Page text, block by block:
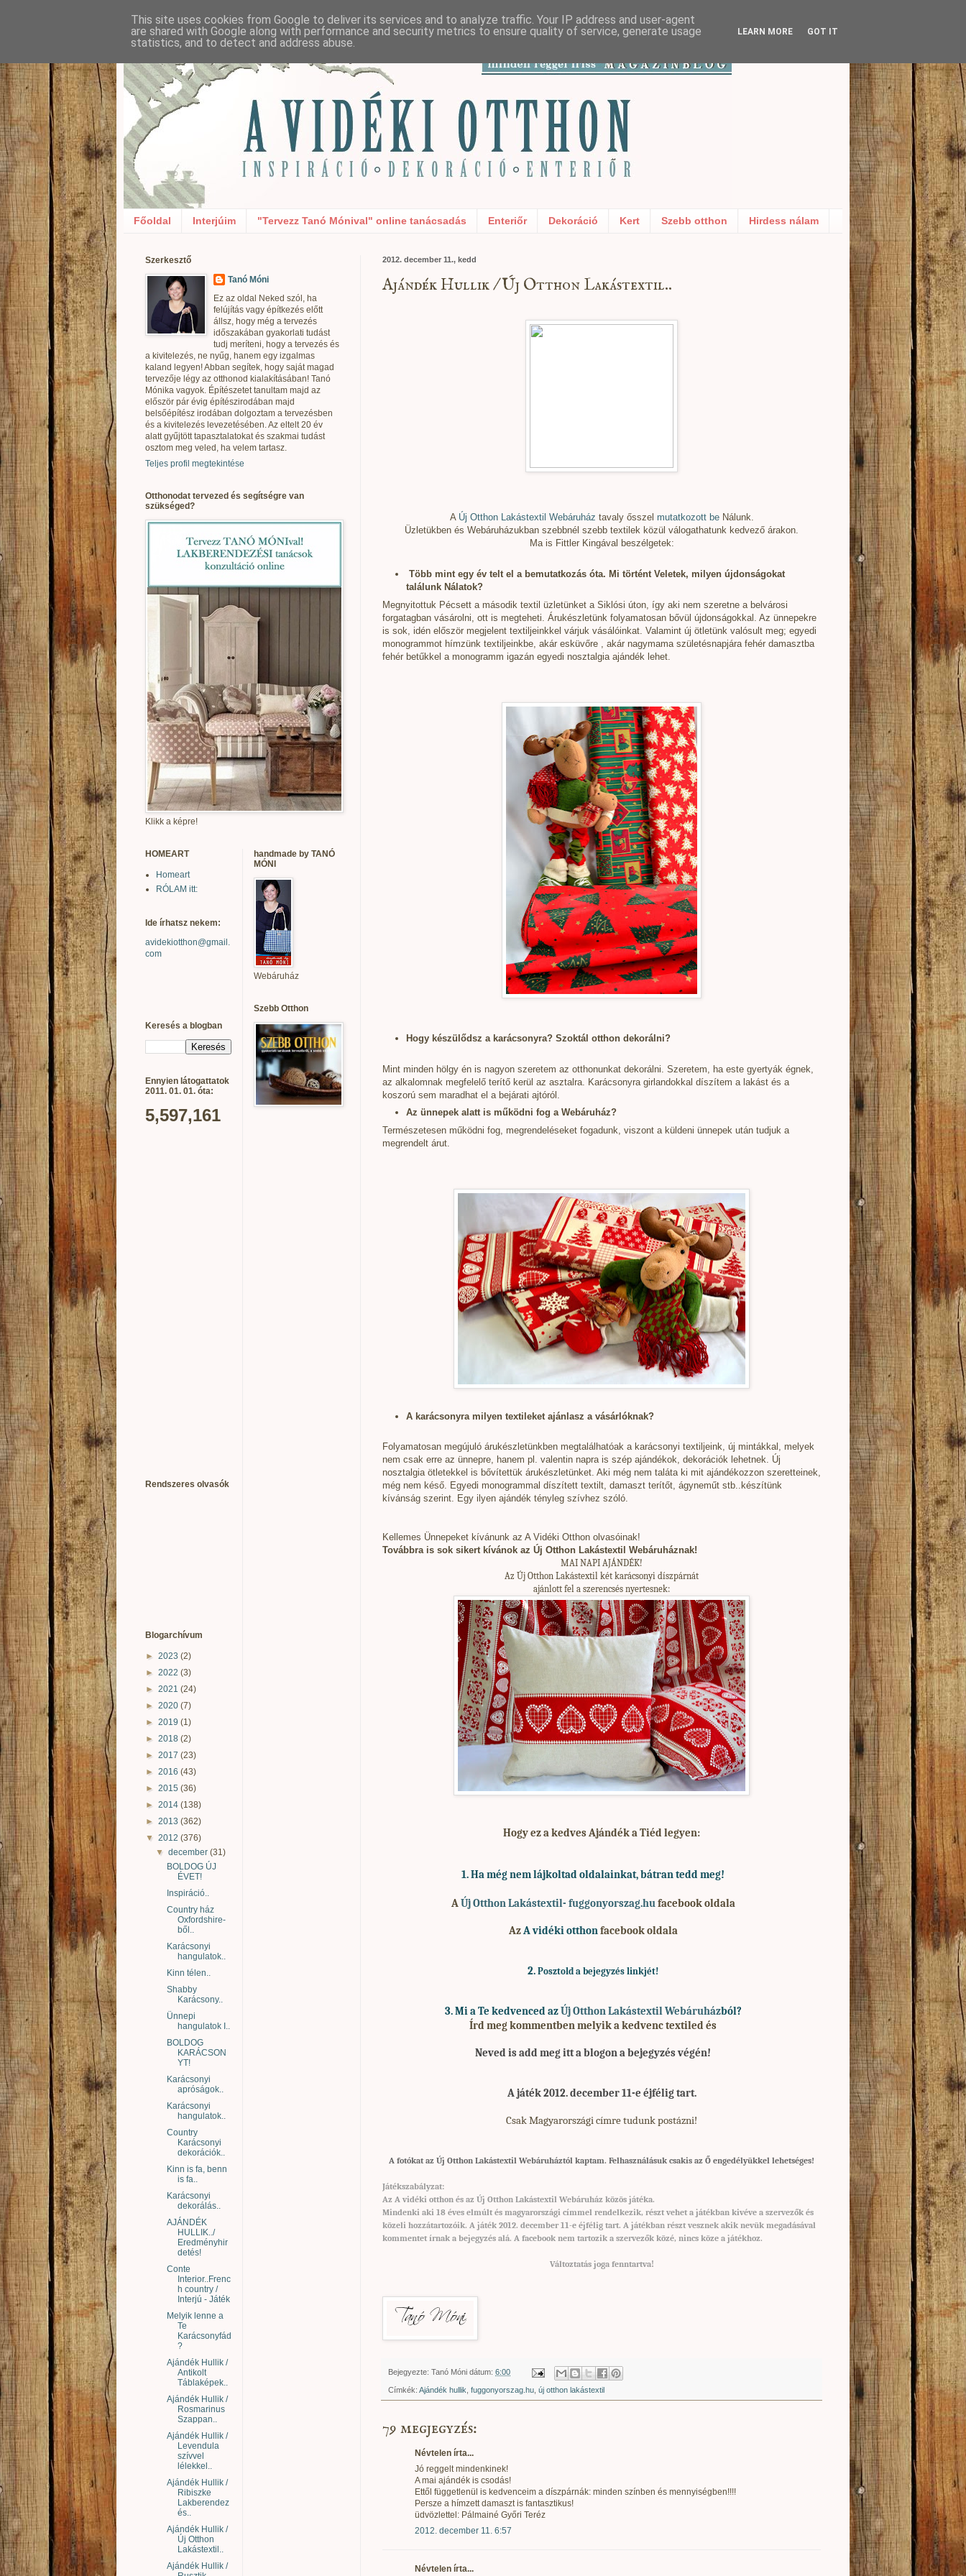
Főoldal Interjúim "Tervezz Tanó Mónival" online tanácsadás Enteriőr Dekoráció Kert Szebb otthon Hirdess nálam
2012. december 11., kedd
Ajándék Hullik / Új Otthon Lakástextil..
A Új Otthon Lakástextil Webáruház tavaly ősszel mutatkozott beNálunk.
Üzletükben és Webáruházukban szebbnél szebb textilek közül válogathatunk kedvező árakon.
Ma is Fittler Kingával beszélgetek:
Több mint egy év telt el a bemutatkozás óta. Mi történt Veletek, milyen újdonságokat
találunk Nálatok?
Megnyitottuk Pécsett a második textil üzletünket a Siklósi úton, így aki nem szeretne a belvárosi
forgatagban vásárolni, ott is megteheti. Árukészletünk folyamatosan bővül újdonságokkal. Az ünnepekre
is sok, idén először megjelent textiljeinkkel várjuk vásálóinkat. Valamint új ötletünk valósult meg; egyedi
monogrammot hímzünk textiljeinkbe, akár esküvőre , akár nagymama születésnapjára fehér damasztba
fehér betűkkel a monogramm igazán egyedi nosztalgia ajándék lehet.
Hogy készülődsz a karácsonyra? Szoktál otthon dekorálni?
Mint minden hölgy én is nagyon szeretem az otthonunkat dekorálni. Szeretem, ha este gyertyák égnek,
az alkalomnak megfelelő terítő kerül az asztalra. Karácsonyra girlandokkal díszítem a lakást és a
koszorú sem maradhat el a bejárati ajtóról.
Az ünnepek alatt is működni fog a Webáruház?
Természetesen működni fog, megrendeléseket fogadunk, viszont a küldeni ünnepek után tudjuk a
megrendelt árut.
A karácsonyra milyen textileket ajánlasz a vásárlóknak?
Folyamatosan megújuló árukészletünkben megtalálhatóak a karácsonyi textiljeink, új mintákkal, melyek
nem csak erre az ünnepre, hanem pl. valentin napra is szép ajándékok, dekorációk lehetnek. Új
nosztalgia ötletekkel is bővítettük árukészletünket. Aki még nem taláta ki mit ajándékozzon szeretteinek,
még nem késő. Egyedi monogrammal díszített textilt, damaszt terítőt, ágyneműt stb..készítünk
kívánság szerint. Egy ilyen ajándék tényleg szívhez szóló.
Kellemes Ünnepeket kívánunk az A Vidéki Otthon olvasóinak!
Továbbra is sok sikert kívánok az Új Otthon Lakástextil Webáruháznak!
MAI NAPI AJÁNDÉK!
Az Új Otthon Lakástextil két karácsonyi díszpárnát
ajánlott fel a szerencsés nyertesnek:
Hogy ez a kedves Ajándék a Tiéd legyen:
1. Hamég nem lájkoltad oldalainkat, bátran tedd meg!
AÚj Otthon Lakástextil- fuggonyorszag.hufacebook oldala
AzA vidéki otthonfacebook oldala
2. Posztold a bejegyzés linkjét!
3. Mia Te kedvenced azÚj Otthon Lakástextil Webáruházból?
Írd meg kommentben melyik a kedvenc textiled és
Neved is add meg itt a blogon a bejegyzés végén!
A játék 2012. december 11-e éjfélig tart.
Csak Magyarországi címre tudunk postázni!
A fotókat az Új Otthon Lakástextil Webáruháztól kaptam. Felhasználásuk csakis az Ő engedélyükkel lehetséges!
Játékszabályzat:
Az A vidéki otthon és az Új Otthon Lakástextil Webáruház közös játéka.
Mindenki aki 18 éves elmúlt és magyarországi címmel rendelkezik, részt vehet a játékban kivéve a szervezők és
közeli hozzátartozóik. A játék 2012. december 11-e éjfélig tart. A játékban részt vesznek akik nevük megadásával
kommentet írnak a bejegyzés alá. A facebook nem tartozik a szervezők közé, nincs köze a játékhoz.
Változtatás joga fenntartva!
Bejegyezte: Tanó Móni dátum: 6:00
Címkék: Ajándék hullik fuggonyorszag.hu új otthon lakástextil
79 megjegyzés:
Névtelen írta...
Jó reggelt mindenkinek!
A mai ajándék is csodás!
Ettől függetlenül is kedvenceim a díszpárnák: minden színben és mennyiségben!!!!
Persze a hímzett damaszt is fantasztikus!
üdvözlettel: Pálmainé Győri Teréz
2012. december 11. 6:57
Névtelen írta...
Szerkesztő
Tanó Móni
Ez az oldal Neked szól, ha
felújítás vagy építkezés előtt
állsz, hogy még a tervezés
időszakában gyakorlati tudást
tudj meríteni, hogy a tervezés és
a kivitelezés, ne nyűg, hanem egy izgalmas
kaland legyen! Abban segítek, hogy saját magad
tervezője légy az otthonod kialakításában! Tanó
Mónika vagyok. Építészetet tanultam majd az
először pár évig építészirodában majd
belsőépítész irodában dolgoztam a tervezésben
és a kivitelezés levezetésében. Az eltelt 20 év
alatt gyűjtött tapasztalatokat és szakmai tudást
osztom meg veled, ha velem tartasz.
Teljes profil megtekintése
Otthonodat tervezed és segítségre van
szükséged?
Klikk a képre!
HOMEART
Homeart
RÓLAM itt:
Ide írhatsz nekem:
avidekiotthon@gmail.
com
Keresés a blogban
Ennyien látogattatok
2011. 01. 01. óta:
5,597,161
Rendszeres olvasók
Blogarchívum
► 2023 (2)
► 2022 (3)
► 2021 (24)
► 2020 (7)
► 2019 (1)
► 2018 (2)
► 2017 (23)
► 2016 (43)
► 2015 (36)
► 2014 (138)
► 2013 (362)
▼ 2012 (376)
▼december(31)
BOLDOG ÚJ
ÉVET!
Inspiráció..
Country ház
Oxfordshire-
ből..
Karácsonyi
hangulatok..
Kinn télen..
Shabby
Karácsony..
Ünnepi
hangulatok I..
BOLDOG
KARÁCSON
YT!
Karácsonyi
apróságok..
Karácsonyi
hangulatok..
Country
Karácsonyi
dekorációk..
Kinn is fa, benn
is fa..
Karácsonyi
dekorálás..
AJÁNDÉK
HULLIK../
Eredményhir
detés!
Conte
Interior..Frenc
h country /
Interjú - Játék
Melyik lenne a
Te
Karácsonyfád
?
Ajándék Hullik /
Antikolt
Táblaképek..
Ajándék Hullik /
Rosmarinus
Szappan..
Ajándék Hullik /
Levendula
szívvel
lélekkel..
Ajándék Hullik /
Ribiszke
Lakberendez
és..
Ajándék Hullik /
Új Otthon
Lakástextil..
Ajándék Hullik /
handmade by TANÓ
MÓNI
Webáruház
Szebb Otthon
This site uses cookies from Google to deliver its services and to analyze traffic. Your IP address and user-agent
are shared with Google along with performance and security metrics to ensure quality of service, generate usage
statistics, and to detect and address abuse.
LEARN MORE GOT IT